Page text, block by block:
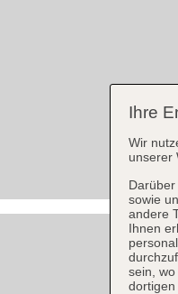
Ihre
Wir
unserer
sowie
andere
Ihnen
sein,
dortigen